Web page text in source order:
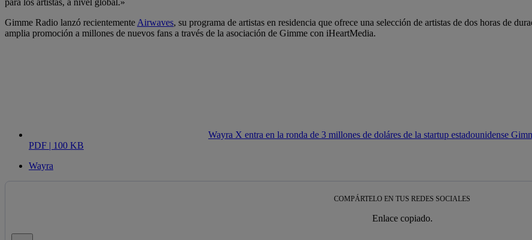
Gimme Radio lanzó recientemente Airwaves, su programa de artistas en residencia que ofrece una selección de artistas de dos horas de
amplia promoción a millones de nuevos fans a través de la asociación de Gimme con iHeartMedia.
Wayra X entra en la ronda de 3 millones de doláres de la startup estadounidense
PDF | 100 KB
Wayra
COMPÁRTELO EN TUS REDES SOCIALES
Enlace copiado.